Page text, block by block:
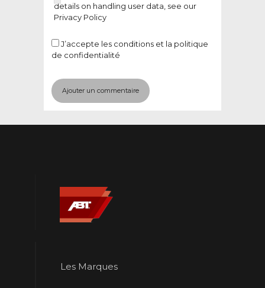
details on handling user data, see our
Privacy Policy
J’accepte les conditions et la politique
de confidentialité
Les Marques